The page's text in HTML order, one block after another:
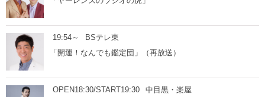
19:54～
BSテレ東
「開運！なんでも鑑定団」（再放送）
OPEN18:30/START19:30
中目黒・楽屋